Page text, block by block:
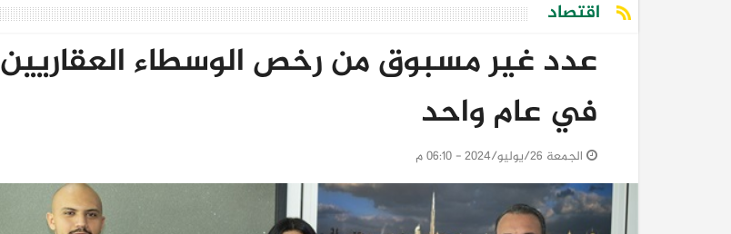
اقتصاد
عدد غير مسبوق من رخص الوسطاء العقاريين
في عام واحد
الجمعة 26/يوليو/2024 - 06:10 م